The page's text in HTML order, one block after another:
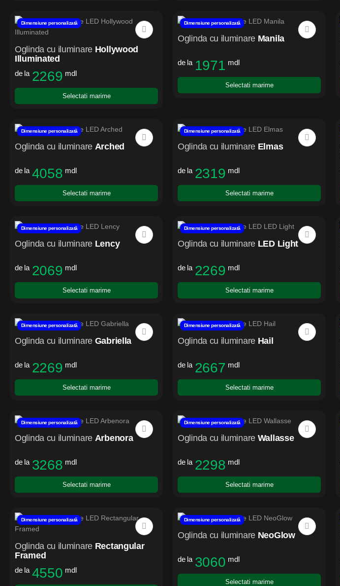
Dimensiune personalizată
Oglinda cu iluminare Hollywood
Illuminated
de la 2269 mdl
Selectati marime
Dimensiune personalizată
Oglinda cu iluminare Manila
de la 1971 mdl
Selectati marime
Dimensiune personalizată
Oglinda cu iluminare Arched
de la 4058 mdl
Selectati marime
Dimensiune personalizată
Oglinda cu iluminare Elmas
de la 2319 mdl
Selectati marime
Dimensiune personalizată
Oglinda cu iluminare Lency
de la 2069 mdl
Selectati marime
Dimensiune personalizată
Oglinda cu iluminare LED Light
de la 2269 mdl
Selectati marime
Dimensiune personalizată
Oglinda cu iluminare Gabriella
de la 2269 mdl
Selectati marime
Dimensiune personalizată
Oglinda cu iluminare Hail
de la 2667 mdl
Selectati marime
Dimensiune personalizată
Oglinda cu iluminare Arbenora
de la 3268 mdl
Selectati marime
Dimensiune personalizată
Oglinda cu iluminare Wallasse
de la 2298 mdl
Selectati marime
Dimensiune personalizată
Oglinda cu iluminare Rectangular
Framed
de la 4550 mdl
Dimensiune personalizată
Oglinda cu iluminare NeoGlow
de la 3060 mdl
Selectati marime